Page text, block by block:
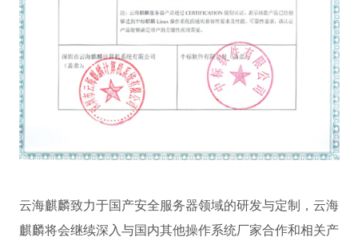
云海麒麟致力于国产安全服务器领域的研发与定制，云海
麒麟将会继续深入与国内其他操作系统厂家合作和相关产